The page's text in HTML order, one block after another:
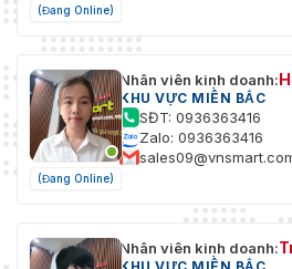
Cải thiện
hình ảnh
BLC, HLC, DNR 3D
Mặt nạ
riêng tư
Đúng
Giao diện
(Đang Online)
(Đang Online)
Nhân viên kinh doanh:
KHU VỰC MIỀN BẮC
SĐT: 0936363416
Zalo: 0936363416
Nhân viên kinh doanh: